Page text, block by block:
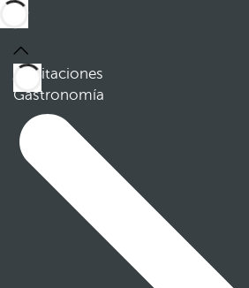
Habitaciones
Gastronomía